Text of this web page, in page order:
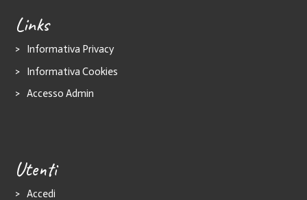
Links
Informativa Privacy
Informativa Cookies
Accesso Admin
Utenti
Accedi